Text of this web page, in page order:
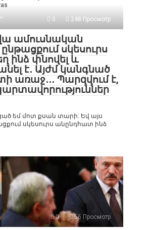
0 248 Просмотр
ամուսնական
սկեսուրս
ինձ փնովել և
է․ Այժմ կանգնած
առաջ․․․ Պարզվում է,
եմ մոտ քսան տարի: Եվ այս
սկեսուրս անընդհատ ինձ
0 56 Просмотр